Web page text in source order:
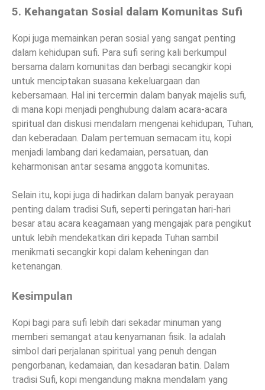
5. Kehangatan Sosial dalam Komunitas Sufi
Kopi juga memainkan peran sosial yang sangat penting
dalam kehidupan sufi. Para sufi sering kali berkumpul
bersama dalam komunitas dan berbagi secangkir kopi
untuk menciptakan suasana kekeluargaan dan
kebersamaan. Hal ini tercermin dalam banyak majelis sufi,
di mana kopi menjadi penghubung dalam acara-acara
spiritual dan diskusi mendalam mengenai kehidupan, Tuhan,
dan keberadaan. Dalam pertemuan semacam itu, kopi
menjadi lambang dari kedamaian, persatuan, dan
keharmonisan antar sesama anggota komunitas.
Selain itu, kopi juga di hadirkan dalam banyak perayaan
penting dalam tradisi Sufi, seperti peringatan hari-hari
besar atau acara keagamaan yang mengajak para pengikut
untuk lebih mendekatkan diri kepada Tuhan sambil
menikmati secangkir kopi dalam keheningan dan
ketenangan.
Kesimpulan
Kopi bagi para sufi lebih dari sekadar minuman yang
memberi semangat atau kenyamanan fisik. Ia adalah
simbol dari perjalanan spiritual yang penuh dengan
pengorbanan, kedamaian, dan kesadaran batin. Dalam
tradisi Sufi, kopi mengandung makna mendalam yang